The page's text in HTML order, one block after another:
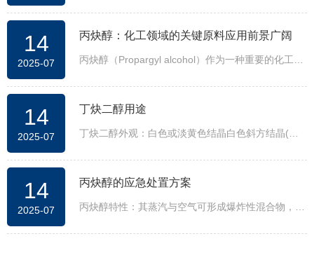
指出，随着高端制造业和绿色化学的发展，1,4-丁炔
二醇的产业价值将进一步释放。
14
2025-07
丙炔醇：化工领域的关键原料应用前景广阔
丙炔醇（Propargyl alcohol）作为一种重要的化工中
丙炔醇的市场需求有望持续增长。
14
2025-07
丁炔二醇用途
丁炔二醇外观：白色或淡黄色结晶白色斜方结晶(吸
基-2-丁炔;二羟基二甲基乙炔;双羟甲基乙炔;2-丁
炔-1,4-二醇
14
2025-07
丙炔醇的应急处置方案
丙炔醇特性：其蒸汽与空气可形成爆炸性混合物，遇